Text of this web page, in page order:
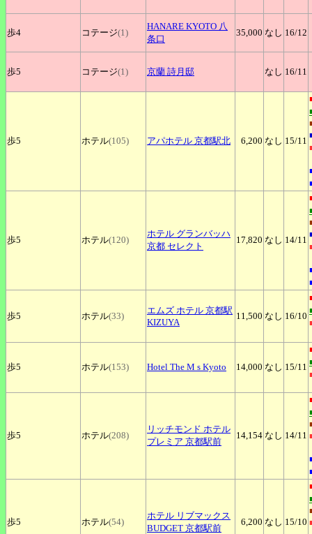
歩4 コテージ(1)
HANARE KYOTO 八
条口
35,000 なし 16/12
歩5 コテージ(1) 京蘭 詩月邸 なし 16/11
歩5 ホテル(105) アパホテル 京都駅北 6,200 なし 15/11
歩5 ホテル(120)
ホテル グランバッハ
京都 セレクト
17,820 なし 14/11
歩5 ホテル(33)
エムズ ホテル 京都駅
KIZUYA
11,500 なし 16/10
歩5 ホテル(153) Hotel The M s Kyoto 14,000 なし 15/11
歩5 ホテル(208)
リッチモンド ホテル
プレミア 京都駅前
14,154 なし 14/11
歩5 ホテル(54)
ホテル リブマックス
BUDGET 京都駅前
6,200 なし 15/10